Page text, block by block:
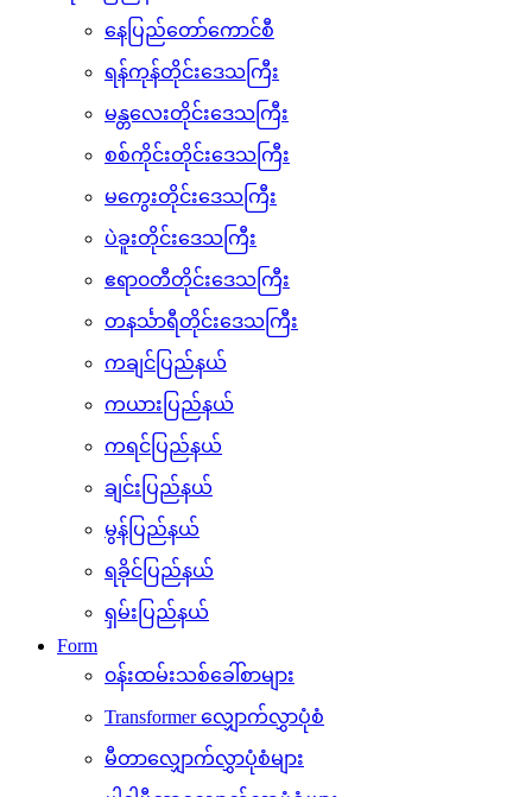
နေပြည်တော်ကောင်စီ
ရန်ကုန်တိုင်းဒေသကြီး
မန္တလေးတိုင်းဒေသကြီး
စစ်ကိုင်းတိုင်းဒေသကြီး
မကွေးတိုင်းဒေသကြီး
ပဲခူးတိုင်းဒေသကြီး
ဧရာ၀တီတိုင်းဒေသကြီး
တနင်္သာရီတိုင်းဒေသကြီး
ကချင်ပြည်နယ်
ကယားပြည်နယ်
ကရင်ပြည်နယ်
ချင်းပြည်နယ်
မွန်ပြည်နယ်
ရခိုင်ပြည်နယ်
ရှမ်းပြည်နယ်
Form
၀န်းထမ်းသစ်ခေါ်စာများ
Transformer လျှောက်လွှာပုံစံ
မီတာလျှောက်လွှာပုံစံများ